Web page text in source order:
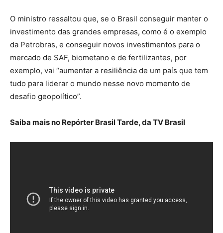
O ministro ressaltou que, se o Brasil conseguir manter o
investimento das grandes empresas, como é o exemplo
da Petrobras, e conseguir novos investimentos para o
mercado de SAF, biometano e de fertilizantes, por
exemplo, vai “aumentar a resiliência de um país que tem
tudo para liderar o mundo nesse novo momento de
desafio geopolítico”.
Saiba mais no Repórter Brasil Tarde, da TV Brasil